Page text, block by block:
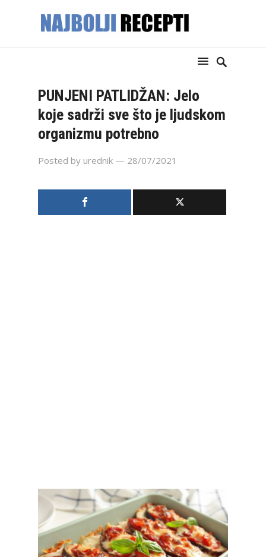
PUNJENI PATLIDŽAN: Jelo
koje sadrži sve što je ljudskom
organizmu potrebno
Posted by urednik — 28/07/2021